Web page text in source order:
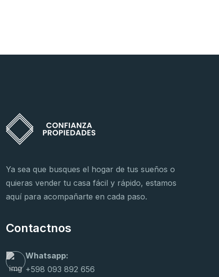
Ya sea que busques el hogar de tus sueños o
quieras vender tu casa fácil y rápido, estamos
aquí para acompañarte en cada paso.
Contactnos
Whatsapp:
+598 093 892 656